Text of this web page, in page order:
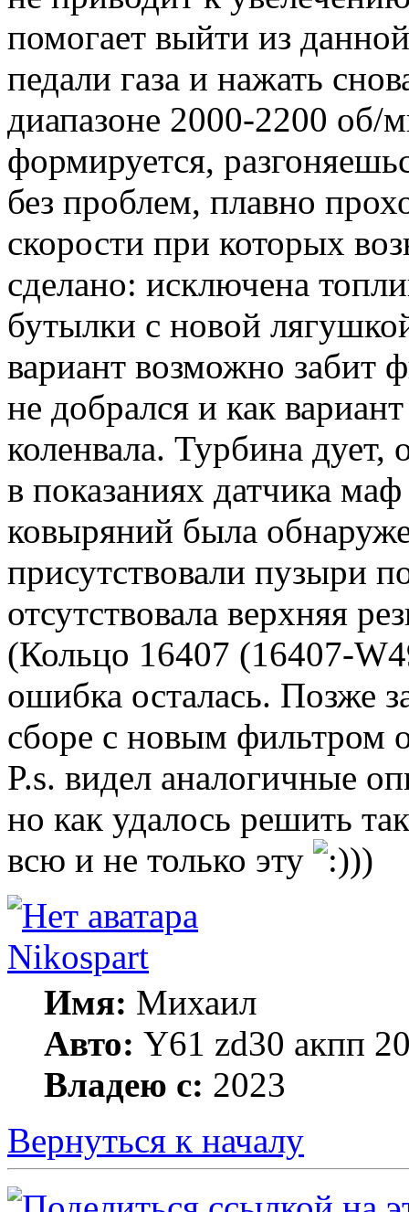
помогает выйти из
педали газа и нажать
диапазоне 2000-2200 об/
формируется,
без проблем, плавно
скорости при которых
сделано: исключена
бутылки с новой
вариант возможно забит
не добрался и как
коленвала. Турбина
в показаниях датчика
ковыряний была
присутствовали пузыри
отсутствовала верхняя
(Кольцо 16407 (16407-
ошибка осталась. Позже
сборе с новым фильтром
P.s. видел аналогичные
но как удалось решить
всю и не только эту
))
Nikospart
Имя: Михаил
Авто: Y61 zd30 акпп
Владею с: 2023
Вернуться к началу